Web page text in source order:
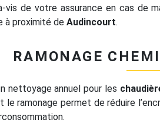
vis de votre assurance en cas
à proximité de Audincourt.
RAMONAGE
nettoyage annuel pour les
ramonage permet de réduire